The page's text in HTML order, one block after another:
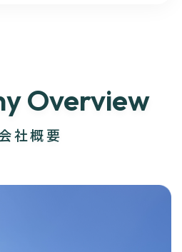
Overview
社概要